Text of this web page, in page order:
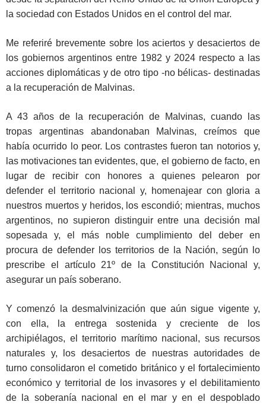
la sociedad con Estados Unidos en el control del mar.
Me referiré brevemente sobre los aciertos y desaciertos de
los gobiernos argentinos entre 1982 y 2024 respecto a las
acciones diplomáticas y de otro tipo -no bélicas- destinadas
a la recuperación de Malvinas.
A 43 años de la recuperación de Malvinas, cuando las
tropas argentinas abandonaban Malvinas, creímos que
había ocurrido lo peor. Los contrastes fueron tan notorios y,
las motivaciones tan evidentes, que, el gobierno de facto, en
lugar de recibir con honores a quienes pelearon por
defender el territorio nacional y, homenajear con gloria a
nuestros muertos y heridos, los escondió; mientras, muchos
argentinos, no supieron distinguir entre una decisión mal
sopesada y, el más noble cumplimiento del deber en
procura de defender los territorios de la Nación, según lo
prescribe el artículo 21º de la Constitución Nacional y,
asegurar un país soberano.
Y comenzó la desmalvinización que aún sigue vigente y,
con ella, la entrega sostenida y creciente de los
archipiélagos, el territorio marítimo nacional, sus recursos
naturales y, los desaciertos de nuestras autoridades de
turno consolidaron el cometido británico y el fortalecimiento
económico y territorial de los invasores y el debilitamiento
de la soberanía nacional en el mar y en el despoblado